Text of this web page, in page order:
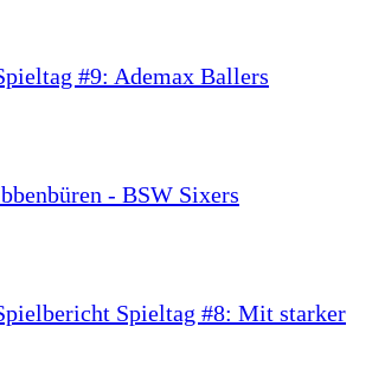
#9: Ademax Ballers
- BSW Sixers
Spieltag #8: Mit starker